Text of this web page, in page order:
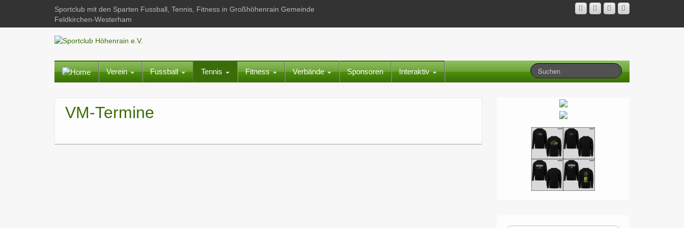
Sportclub mit den Sparten Fussball, Tennis, Fitness in Großhöhenrain Gemeinde
Feldkirchen-Westerham
Verein Fussball Tennis Fitness Verbände Sponsoren Interaktiv
VM-Termine